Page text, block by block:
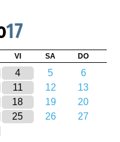
17
VI SA DO
4 5
6
11 12
13
18 19
20
25 26
27